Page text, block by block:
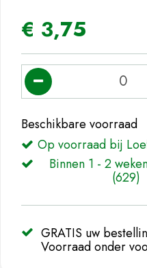
€ 3,75
Beschikbare voorraad
Op voorraad bij
Binnen 1 - 2
(629)
GRATIS uw
Voorraad onder